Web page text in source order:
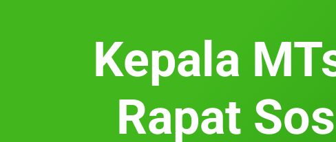
Kepala
Rapat